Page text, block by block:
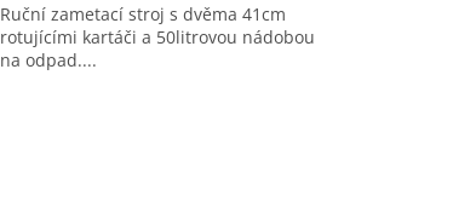
Ruční zametací stroj s dvěma 41cm
rotujícími kartáči a 50litrovou nádobou
na odpad....